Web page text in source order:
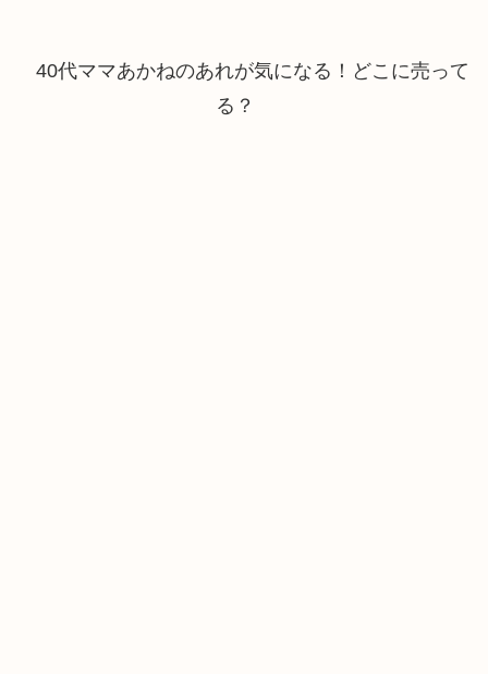
40代ママあかねのあれが気になる！どこに売って
る？